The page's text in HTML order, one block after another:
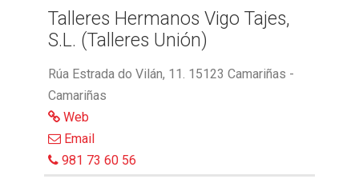
Talleres Hermanos Vigo Tajes,
S.L. (Talleres Unión)
Rúa Estrada do Vilán, 11. 15123 Camariñas -
Camariñas
Web
Email
981 73 60 56